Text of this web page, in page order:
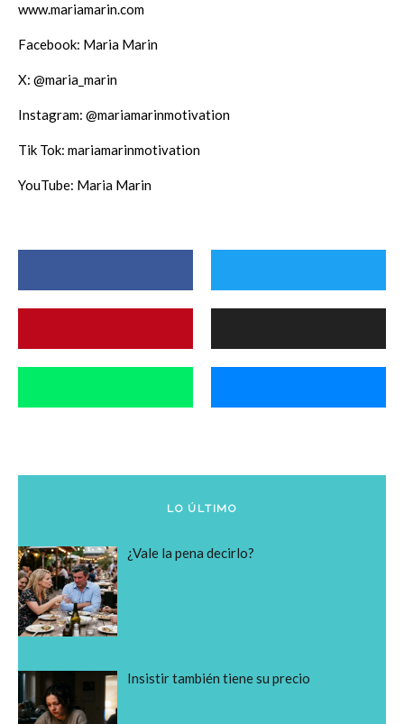
www.mariamarin.com
Facebook: Maria Marin
X: @maria_marin
Instagram: @mariamarinmotivation
Tik Tok: mariamarinmotivation
YouTube: Maria Marin
LO ÚLTIMO
¿Vale la pena decirlo?
Insistir también tiene su precio